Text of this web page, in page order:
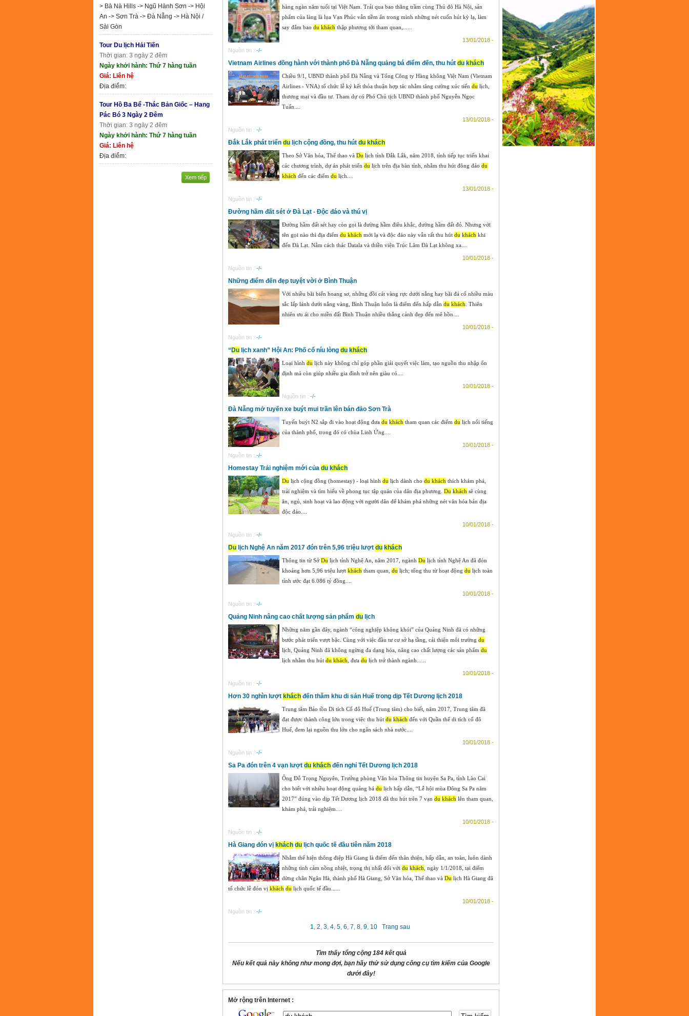
> Bà Nà Hills -> Ngũ Hành Sơn -> Hội
An -> Sơn Trà -> Đà Nẵng -> Hà Nội /
Sài Gòn
Tour Du lịch Hải Tiến
Thời gian: 3 ngày 2 đêm
Ngày khởi hành: Thứ 7 hàng tuần
Giá: Liên hệ
Địa điểm:
Tour Hồ Ba Bể -Thác Bản Giốc – Hang
Pác Bó 3 Ngày 2 Đêm
Thời gian: 3 ngày 2 đêm
Ngày khởi hành: Thứ 7 hàng tuần
Giá: Liên hệ
Địa điểm:
Xem tiếp
hàng ngàn năm tuổi tại Việt Nam. Trải qua bao thăng trầm cùng Thủ đô Hà Nội, sản
phẩm của làng là lụa Vạn Phúc vẫn tiềm ẩn trong mình những nét cuốn hút kỳ lạ, làm
say đắm bao du khách thập phương tới tham quan,......
13/01/2018 -
Nguồn tin : -/-
Vietnam Airlines đồng hành với thành phố Đà Nẵng quảng bá điểm đến, thu hút du khách
Chiều 9/1, UBND thành phố Đà Nẵng và Tổng Công ty Hàng không Việt Nam (Vietnam
Airlines - VNA) tổ chức lễ ký kết thỏa thuận hợp tác nhằm tăng cường xúc tiến du lịch,
thương mại và đầu tư. Tham dự có Phó Chủ tịch UBND thành phố Nguyễn Ngọc
Tuấn....
13/01/2018 -
Nguồn tin : -/-
Đắk Lắk phát triển du lịch cộng đồng, thu hút du khách
Theo Sở Văn hóa, Thể thao và Du lịch tỉnh Đắk Lắk, năm 2018, tỉnh tiếp tục triển khai
các chương trình, dự án phát triển du lịch trên địa bàn tỉnh, nhằm thu hút đông đảo du
khách đến các điểm du lịch....
13/01/2018 -
Nguồn tin : -/-
Đường hầm đất sét ở Đà Lạt - Độc đáo và thú vị
Đường hầm đất sét hay còn gọi là đường hầm điêu khắc, đường hầm đất đỏ. Nhưng với
tên gọi nào thì địa điểm du khách mới lạ và độc đáo này vẫn rất thu hút du khách khi
đến Đà Lạt. Nằm cách thác Datala và thiền viện Trúc Lâm Đà Lạt không xa....
10/01/2018 -
Nguồn tin : -/-
Những điểm đến đẹp tuyệt vời ở Bình Thuận
Với nhiều bãi biển hoang sơ, những đồi cát vàng rực dưới nắng hay bãi đá cổ nhiều màu
sắc lấp lánh dưới nắng vàng, Bình Thuận luôn là điểm đến hấp dẫn du khách . Thiên
nhiên ưu ái cho miền đất Bình Thuận nhiều thắng cảnh đẹp đến mê hồn....
10/01/2018 -
Nguồn tin : -/-
“Du lịch xanh” Hội An: Phố cổ níu lòng du khách
Loại hình du lịch này không chỉ góp phần giải quyết việc làm, tạo nguồn thu nhập ổn
định mà còn giúp nhiều gia đình trở nên giàu có....
10/01/2018 -
Nguồn tin : -/-
Đà Nẵng mở tuyến xe buýt mui trần lên bán đảo Sơn Trà
Tuyến buýt N2 sắp đi vào hoạt động đưa du khách tham quan các điểm du lịch nổi tiếng
của thành phố, trong đó có chùa Linh Ứng....
10/01/2018 -
Nguồn tin : -/-
Homestay Trải nghiệm mới của du khách
Du lịch cộng đồng (homestay) - loại hình du lịch dành cho du khách thích khám phá,
trải nghiệm và tìm hiểu về phong tục tập quán của dân địa phương. Du khách sẽ cùng
ăn, ngủ, sinh hoạt và lao động với người dân để khám phá những nét văn hóa bản địa
độc đáo....
10/01/2018 -
Nguồn tin : -/-
Du lịch Nghệ An năm 2017 đón trên 5,96 triệu lượt du khách
Thông tin từ Sở Du lịch tỉnh Nghệ An, năm 2017, ngành Du lịch tỉnh Nghệ An đã đón
khoảng hơn 5,96 triệu lượt khách tham quan, du lịch; tổng thu từ hoạt động du lịch toàn
tỉnh ước đạt 6.086 tỷ đồng....
10/01/2018 -
Nguồn tin : -/-
Quảng Ninh nâng cao chất lượng sản phẩm du lịch
Những năm gần đây, ngành “công nghiệp không khói” của Quảng Ninh đã có những
bước phát triển vượt bậc. Cùng với việc đầu tư cơ sở hạ tầng, cải thiện môi trường du
lịch, Quảng Ninh đã không ngừng đa dạng hóa, nâng cao chất lượng các sản phẩm du
lịch nhằm thu hút du khách , đưa du lịch trở thành ngành......
10/01/2018 -
Nguồn tin : -/-
Hơn 30 nghìn lượt khách đến thăm khu di sản Huế trong dịp Tết Dương lịch 2018
Trung tâm Bảo tồn Di tích Cố đô Huế (Trung tâm) cho biết, năm 2017, Trung tâm đã
đạt được thành công lớn trong việc thu hút du khách đến với Quần thể di tích cố đô
Huế, đem lại nguồn thu lớn cho ngân sách nhà nước....
10/01/2018 -
Nguồn tin : -/-
Sa Pa đón trên 4 vạn lượt du khách đến nghỉ Tết Dương lịch 2018
Ông Đỗ Trọng Nguyên, Trưởng phòng Văn hóa Thông tin huyện Sa Pa, tỉnh Lào Cai
cho biết với nhiều hoạt động quảng bá du lịch hấp dẫn, “Lễ hội mùa Đông Sa Pa năm
2017” đúng vào dịp Tết Dương lịch 2018 đã thu hút trên 7 vạn du khách lên tham quan,
khám phá, trải nghiệm....
10/01/2018 -
Nguồn tin : -/-
Hà Giang đón vị khách du lịch quốc tế đầu tiên năm 2018
Nhằm thể hiện thông điệp Hà Giang là điểm đến thân thiện, hấp dẫn, an toàn, luôn dành
những tình cảm nồng nhiệt, trọng thị nhất đối với du khách , ngày 1/1/2018, tại điểm
dừng chân Ngân Hà, thành phố Hà Giang, Sở Văn hóa, Thể thao và Du lịch Hà Giang đã
tổ chức lễ đón vị khách du lịch quốc tế đầu......
10/01/2018 -
Nguồn tin : -/-
1 2 3 4 5 6 7 8 9 10 Trang sau
Tìm thấy tổng cộng 184 kết quả
Nếu kết quả này không như mong đợi, bạn hãy thử sử dụng công cụ tìm kiếm của Google
dưới đây!
Mở rộng trên Internet :